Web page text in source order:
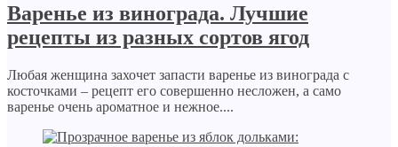
Варенье из винограда. Лучшие
рецепты из разных сортов ягод
Любая женщина захочет запасти варенье из винограда с
косточками – рецепт его совершенно несложен, а само
варенье очень ароматное и нежное....